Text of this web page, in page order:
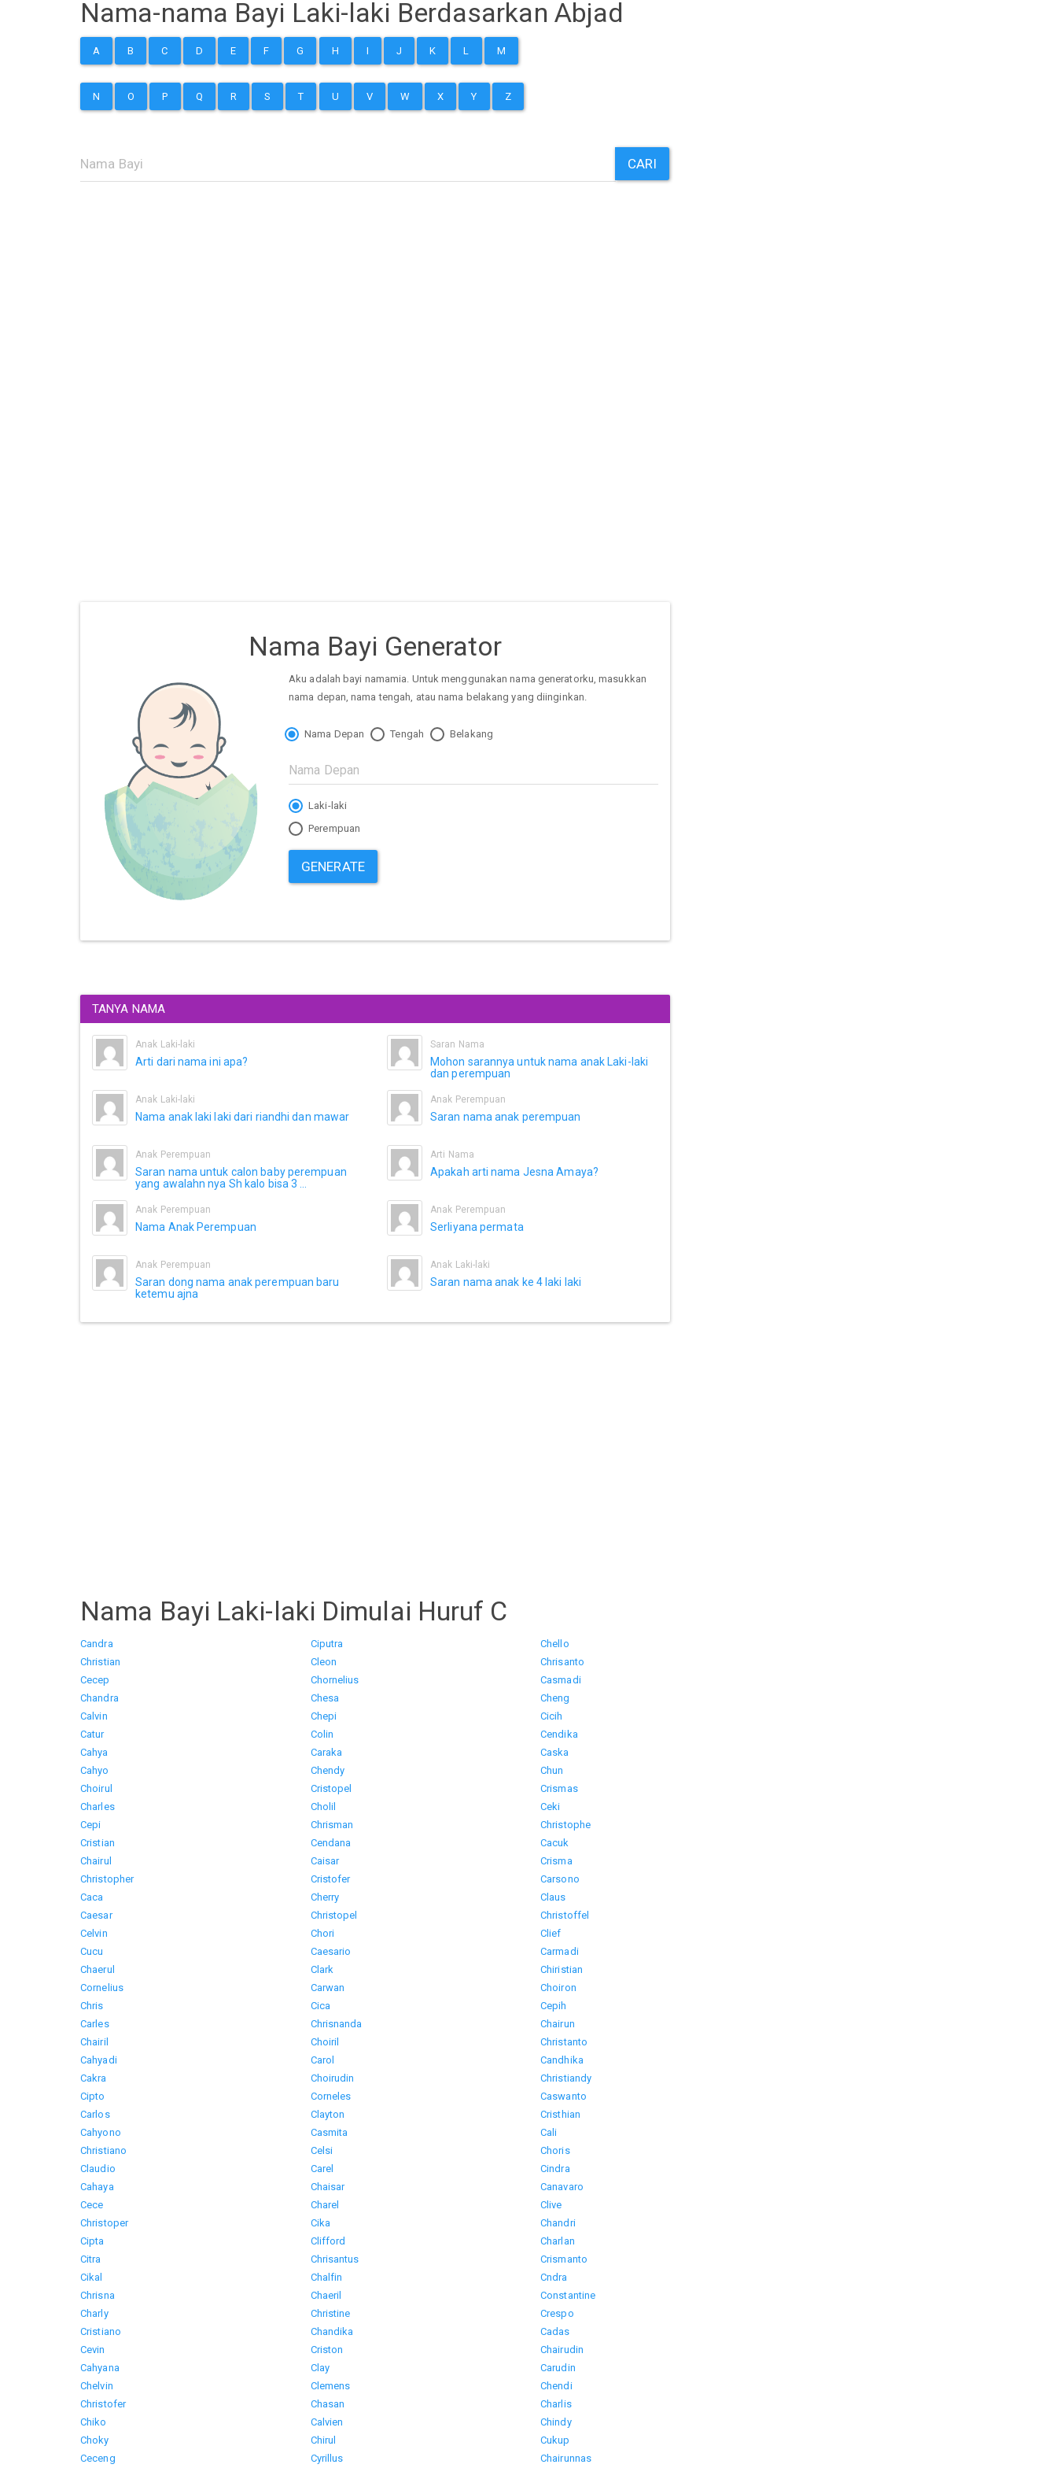
Nama-nama Bayi Laki-laki Berdasarkan Abjad
A B C D E F G H I J K L M
N O P Q R S T U V W X Y Z
CARI
Nama Bayi Generator
Aku adalah bayi namamia. Untuk menggunakan nama generatorku, masukkan
nama depan, nama tengah, atau nama belakang yang diinginkan.
Nama Depan Tengah Belakang
Laki-laki
Perempuan
GENERATE
TANYA NAMA
Anak Laki-laki
Arti dari nama ini apa?
Saran Nama
Mohon sarannya untuk nama anak Laki-laki
dan perempuan
Anak Laki-laki
Nama anak laki laki dari riandhi dan mawar
Anak Perempuan
Saran nama anak perempuan
Anak Perempuan
Saran nama untuk calon baby perempuan
yang awalahn nya Sh kalo bisa 3 ...
Arti Nama
Apakah arti nama Jesna Amaya?
Anak Perempuan
Nama Anak Perempuan
Anak Perempuan
Serliyana permata
Anak Perempuan
Saran dong nama anak perempuan baru
ketemu ajna
Anak Laki-laki
Saran nama anak ke 4 laki laki
Nama Bayi Laki-laki Dimulai Huruf C
Candra
Christian
Cecep
Chandra
Calvin
Catur
Cahya
Cahyo
Choirul
Charles
Cepi
Cristian
Chairul
Christopher
Caca
Caesar
Celvin
Cucu
Chaerul
Cornelius
Chris
Carles
Chairil
Cahyadi
Cakra
Cipto
Carlos
Cahyono
Christiano
Claudio
Cahaya
Cece
Christoper
Cipta
Citra
Cikal
Chrisna
Charly
Cristiano
Cevin
Cahyana
Chelvin
Christofer
Chiko
Choky
Ceceng
Ciputra
Cleon
Chornelius
Chesa
Chepi
Colin
Caraka
Chendy
Cristopel
Cholil
Chrisman
Cendana
Caisar
Cristofer
Cherry
Christopel
Chori
Caesario
Clark
Carwan
Cica
Chrisnanda
Choiril
Carol
Choirudin
Corneles
Clayton
Casmita
Celsi
Carel
Chaisar
Charel
Cika
Clifford
Chrisantus
Chalfin
Chaeril
Christine
Chandika
Criston
Clay
Clemens
Chasan
Calvien
Chirul
Cyrillus
Chello
Chrisanto
Casmadi
Cheng
Cicih
Cendika
Caska
Chun
Crismas
Ceki
Christophe
Cacuk
Crisma
Carsono
Claus
Christoffel
Clief
Carmadi
Chiristian
Choiron
Cepih
Chairun
Christanto
Candhika
Christiandy
Caswanto
Cristhian
Cali
Choris
Cindra
Canavaro
Clive
Chandri
Charlan
Crismanto
Cndra
Constantine
Crespo
Cadas
Chairudin
Carudin
Chendi
Charlis
Chindy
Cukup
Chairunnas